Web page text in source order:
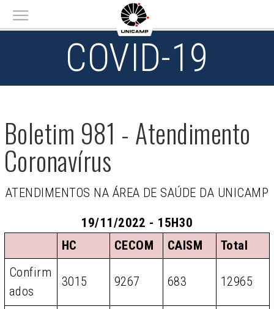
Main menu
COVID-19
Boletim 981 - Atendimento
Coronavírus
ATENDIMENTOS NA ÁREA DE SAÚDE DA UNICAMP
19/11/2022 - 15H30
HC
CECOM CAISM
Total
Confirm
ados
3015 9267 683 12965